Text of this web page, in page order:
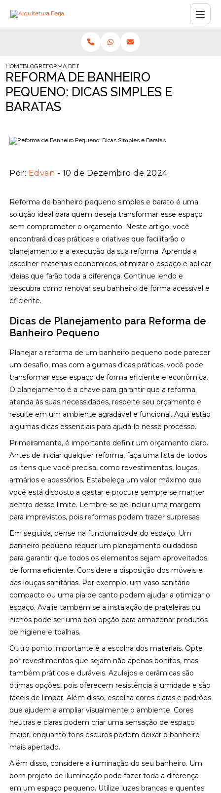
HOMEBLOGREFORMA DE BANHEIRO PEQUENO: DICAS SIMPLES E BARATAS
REFORMA DE BANHEIRO
PEQUENO: DICAS SIMPLES E
BARATAS
Por: Edvan - 10 de Dezembro de 2024
Reforma de banheiro pequeno simples e barato é uma
solução ideal para quem deseja transformar esse espaço
sem comprometer o orçamento. Neste artigo, você
encontrará dicas práticas e criativas que facilitarão o
planejamento e a execução da sua reforma. Aprenda a
escolher materiais econômicos, otimizar o espaço e aplicar
ideias que farão toda a diferença. Continue lendo e
descubra como renovar seu banheiro de forma acessível e
eficiente.
Dicas de Planejamento para Reforma de
Banheiro Pequeno
Planejar a reforma de um banheiro pequeno pode parecer
um desafio, mas com algumas dicas práticas, você pode
transformar esse espaço de forma eficiente e econômica.
O planejamento é a chave para garantir que a reforma
atenda às suas necessidades, respeite seu orçamento e
resulte em um ambiente agradável e funcional. Aqui estão
algumas dicas essenciais para ajudá-lo nesse processo.
Primeiramente, é importante definir um orçamento claro.
Antes de iniciar qualquer reforma, faça uma lista de todos
os itens que você precisa, como revestimentos, louças,
armários e acessórios. Estabeleça um valor máximo que
você está disposto a gastar e procure sempre se manter
dentro desse limite. Lembre-se de incluir uma margem
para imprevistos, pois reformas podem trazer surpresas.
Em seguida, pense na funcionalidade do espaço. Um
banheiro pequeno requer um planejamento cuidadoso
para garantir que todos os elementos sejam aproveitados
de forma eficiente. Considere a disposição dos móveis e
das louças sanitárias. Por exemplo, um vaso sanitário
compacto ou uma pia de canto podem ajudar a otimizar o
espaço. Avalie também se a instalação de prateleiras ou
nichos pode ser uma boa opção para armazenar produtos
de higiene e toalhas.
Outro ponto importante é a escolha dos materiais. Opte
por revestimentos que sejam não apenas bonitos, mas
também práticos e duráveis. Azulejos e cerâmicas são
ótimas opções, pois oferecem resistência à umidade e são
fáceis de limpar. Além disso, escolha cores claras e padrões
que ajudem a ampliar visualmente o ambiente. Cores
neutras e claras podem criar uma sensação de espaço
maior, enquanto tons escuros podem deixar o banheiro
mais apertado.
Além disso, considere a iluminação do seu banheiro. Um
bom projeto de iluminação pode fazer toda a diferença
em um espaço pequeno. Utilize luzes brancas e quentes